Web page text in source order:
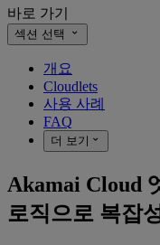
바로 가기
섹션 선택
개요
Cloudlets
사용 사례
FAQ
더 보기
Akamai Cloud
로직으로 복잡